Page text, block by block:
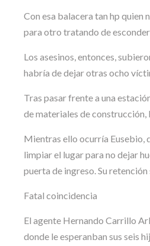
Con esa balacera tan hp quien
para otro tratando de
Los asesinos, entonces,
habría de dejar otras ocho
Tras pasar frente a una
de materiales de construcción,
Mientras ello ocurría Eusebio,
limpiar el lugar para no dejar
puerta de ingreso. Su
Fatal coincidencia
El agente Hernando Carrillo
donde le esperanban sus seis